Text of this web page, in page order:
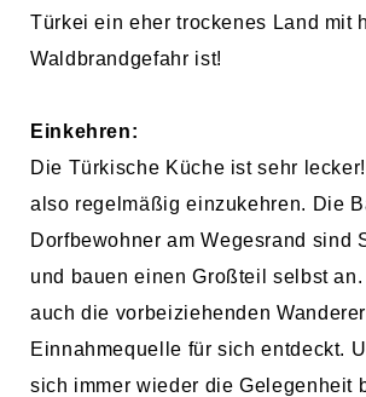
Türkei ein eher trockenes Land mit
Waldbrandgefahr ist!
Einkehren:
Die Türkische Küche ist sehr
also regelmäßig einzukehren. Die
Dorfbewohner am Wegesrand sind
und bauen einen Großteil selbst
auch die vorbeiziehenden
Einnahmequelle für sich entdeckt.
sich immer wieder die Gelegenheit